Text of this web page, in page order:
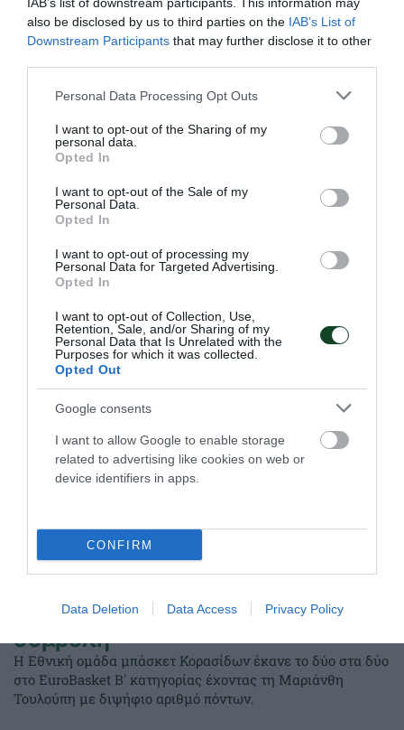
also be disclosed by us to third parties on the IAB’s List of
Downstream Participants that may further disclose it to other
Please note that this website/app uses one or more Google
not limited to your visit or usage behaviour. You may click to
grant or deny consent to Google and its third-party tags to
use your data for below specified purposes in below Google
consent section.
Personal Data Processing Opt Outs
I want to opt-out of the Sharing of my
personal data.
Opted In
I want to opt-out of the Sale of my
Personal Data.
Opted In
I want to opt-out of processing my
Personal Data for Targeted Advertising.
Opted In
I want to opt-out of Collection, Use,
Retention, Sale, and/or Sharing of my
Personal Data that Is Unrelated with the
Purposes for which it was collected.
Opted Out
Google consents
I want to allow Google to enable storage
related to advertising like cookies on web or
device identifiers in apps.
CONFIRM
Data Deletion Data Access Privacy Policy
πέντε «τριφύλλια»
Η Εθνική ομάδα Παίδων πήρε άνετη νίκη κόντρα στο
με πέντε παίκτες του Παναθηναϊκού στη σύνθεσή της.
05.08.2026 ΑΚΑΔΗΜΙΑ ΠΟΛΟ ΑΝΔΡΩΝ
ΤΕΛΕΥΤΑΙΑ ΝΕΑ
Δύο στα δύο με «πράσινη»
σύμβολη
Η Εθνική ομάδα μπάσκετ Κορασίδων έκανε το δύο στα δύο
στο EuroBasket Β' κατηγορίας έχοντας τη Μαριάνθη
Τουλούπη με διψήφιο αριθμό πόντων.